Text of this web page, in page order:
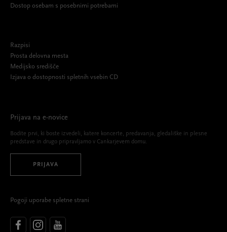
Dostop osebam s posebnimi potrebami
Razpisi
Prosta delovna mesta
Medijsko središče
Izjava o dostopnosti spletnih vsebin CD
Prijava na e-novice
Bodite prvi, ki boste izvedeli, katere koncerte, predavanja, gledališke in plesne
predstave in drugo pripravljamo v Cankarjevem domu.
PRIJAVA
Pogoji uporabe spletne strani